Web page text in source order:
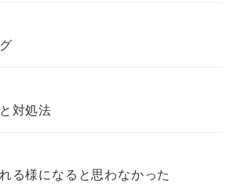
対処法
る様になると思わなかった